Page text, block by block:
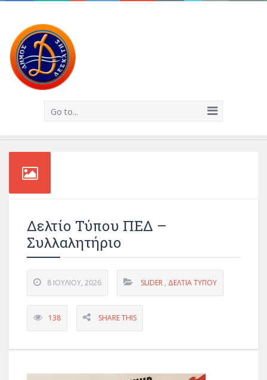
Go to...
Δελτίο Τύπου ΠΕΔ –
Συλλαλητήριο
8 ΙΟΥΛΊΟΥ, 2026 SLIDER , ΔΕΛΤΊΑ ΤΎΠΟΥ
138 SHARE THIS